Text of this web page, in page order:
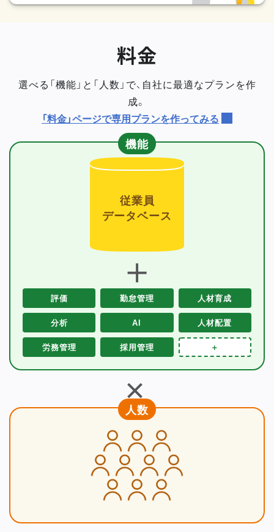
料金
選べる「機能」と「人数」で、自社に最適なプランを作
成。
「料金」ページで専用プランを作ってみる
機能
従業員
データベース
＋
評価 勤怠管理 人材育成
分析 AI 人材配置
労務管理 採用管理 ＋
＋
人数